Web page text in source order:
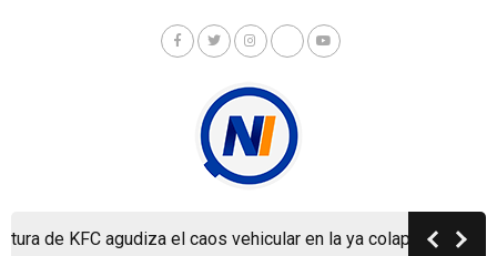
de KFC agudiza el caos vehicular en la ya colapsada Carretera